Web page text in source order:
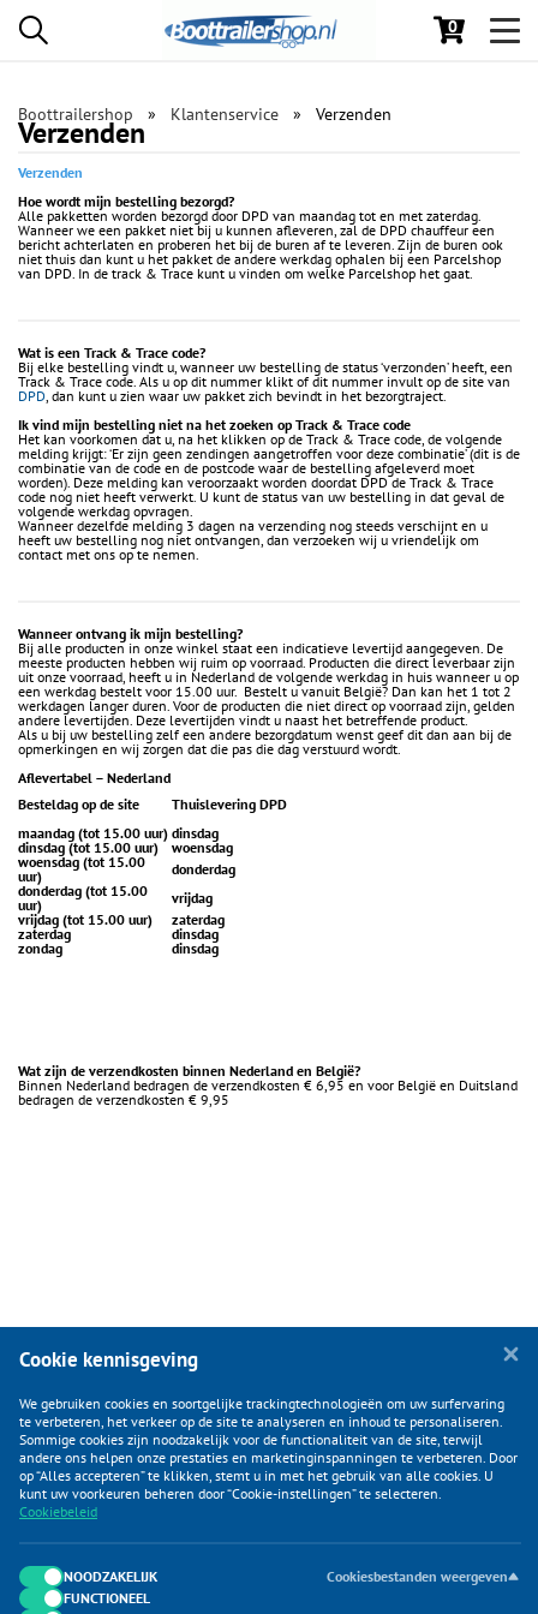
0
Boottrailershop Klantenservice Verzenden
Verzenden
Verzenden
Hoe wordt mijn bestelling bezorgd?
Alle pakketten worden bezorgd door DPD van maandag tot en met zaterdag.
Wanneer we een pakket niet bij u kunnen afleveren, zal de DPD chauffeur een
bericht achterlaten en proberen het bij de buren af te leveren. Zijn de buren ook
niet thuis dan kunt u het pakket de andere werkdag ophalen bij een Parcelshop
van DPD. In de track & Trace kunt u vinden om welke Parcelshop het gaat.
Wat is een Track & Trace code?
Bij elke bestelling vindt u, wanneer uw bestelling de status ‘verzonden’ heeft, een
Track & Trace code. Als u op dit nummer klikt of dit nummer invult op de site van
DPD, dan kunt u zien waar uw pakket zich bevindt in het bezorgtraject.
Ik vind mijn bestelling niet na het zoeken op Track & Trace code
Het kan voorkomen dat u, na het klikken op de Track & Trace code, de volgende
melding krijgt: ‘Er zijn geen zendingen aangetroffen voor deze combinatie’ (dit is de
combinatie van de code en de postcode waar de bestelling afgeleverd moet
worden). Deze melding kan veroorzaakt worden doordat DPD de Track & Trace
code nog niet heeft verwerkt. U kunt de status van uw bestelling in dat geval de
volgende werkdag opvragen.
Wanneer dezelfde melding 3 dagen na verzending nog steeds verschijnt en u
heeft uw bestelling nog niet ontvangen, dan verzoeken wij u vriendelijk om
contact met ons op te nemen.
Wanneer ontvang ik mijn bestelling?
Bij alle producten in onze winkel staat een indicatieve levertijd aangegeven. De
meeste producten hebben wij ruim op voorraad. Producten die direct leverbaar zijn
uit onze voorraad, heeft u in Nederland de volgende werkdag in huis wanneer u op
een werkdag bestelt voor 15.00 uur. Bestelt u vanuit België? Dan kan het 1 tot 2
werkdagen langer duren. Voor de producten die niet direct op voorraad zijn, gelden
andere levertijden. Deze levertijden vindt u naast het betreffende product.
Als u bij uw bestelling zelf een andere bezorgdatum wenst geef dit dan aan bij de
opmerkingen en wij zorgen dat die pas die dag verstuurd wordt.
Aflevertabel – Nederland
Besteldag op de site
Thuislevering DPD
maandag (tot 15.00 uur) dinsdag
dinsdag (tot 15.00 uur)
woensdag
woensdag (tot 15.00
uur)
donderdag
donderdag (tot 15.00
uur)
vrijdag
vrijdag (tot 15.00 uur)
zaterdag
zaterdag
dinsdag
zondag
dinsdag
Wat zijn de verzendkosten binnen Nederland en België?
Binnen Nederland bedragen de verzendkosten € 6,95 en voor België en Duitsland
bedragen de verzendkosten € 9,95
KLANTENSERVICE
CATEGORIEËN
DUIJVELAAR E-COMMERCE
Cookie kennisgeving
We gebruiken cookies en soortgelijke trackingtechnologieën om uw surfervaring
te verbeteren, het verkeer op de site te analyseren en inhoud te personaliseren.
Sommige cookies zijn noodzakelijk voor de functionaliteit van de site, terwijl
andere ons helpen onze prestaties en marketinginspanningen te verbeteren. Door
op “Alles accepteren” te klikken, stemt u in met het gebruik van alle cookies. U
kunt uw voorkeuren beheren door “Cookie-instellingen” te selecteren.
Cookiebeleid
NOODZAKELIJK
Cookiesbestanden weergeven
FUNCTIONEEL